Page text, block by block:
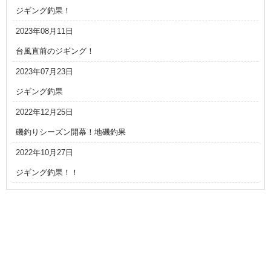
ジギング釣果！
2023年08月11日
台風直前のジギング！
2023年07月23日
ジギング釣果
2022年12月25日
磯釣りシーズン開幕！地磯釣果
2022年10月27日
ジギング釣果！！